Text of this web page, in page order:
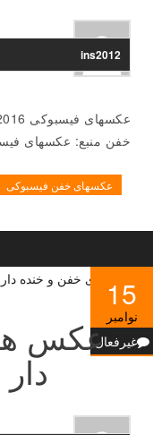
ins2012
خفن منبع: عکسهای
عکسهای خفن فیسبوکی
15
نوامبر
غیرفعالعکس